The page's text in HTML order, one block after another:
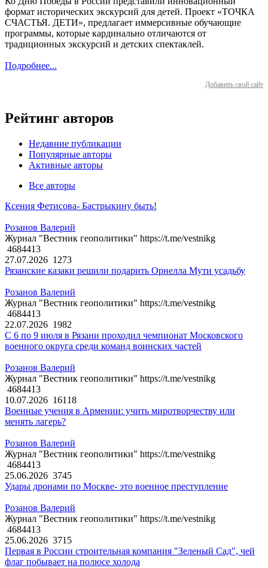
формат исторических экскурсий для детей. Проект «ТОЧКА
СЧАСТЬЯ. ДЕТИ», предлагает иммерсивные обучающие
программы, которые кардинально отличаются от
традиционных экскурсий и детских спектаклей.
Подробнее...
Добавить свой сайт
Рейтинг авторов
Недавние публикации
Популярные авторы
Активные авторы
Все авторы
Ксения Фетисова- Бастрыкину быть!
Розанов Валерий
Журнал "Вестник геополитики" https://t.me/vestnikg
4684413
27.07.2026 1273
Рязанские казаки решили подарить Орнелла Мути усадьбу
Розанов Валерий
Журнал "Вестник геополитики" https://t.me/vestnikg
4684413
22.07.2026 1982
С 6 по 9 июля в Рязани проходил чемпионат Московского
военного округа среди команд воинских частей
Розанов Валерий
Журнал "Вестник геополитики" https://t.me/vestnikg
4684413
10.07.2026 16118
Военные учения в Армении: учить миротворчеству или
менять лагерь?
Розанов Валерий
Журнал "Вестник геополитики" https://t.me/vestnikg
4684413
25.06.2026 3745
Удары дронами по Москве- это военное преступление
Розанов Валерий
Журнал "Вестник геополитики" https://t.me/vestnikg
4684413
25.06.2026 3715
Первая в России строительная компания "Зеленый Сад", чей
флаг побывает на полюсе холода